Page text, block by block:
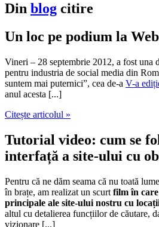
Din blog citire
Un loc pe podium la
Vineri – 28 septembrie 2012, a fost una
pentru industria de social media din
suntem mai puternici”, cea de-a V-a
anul acesta [...]
Citește articolul »
Tutorial video: cum se
interfață a site-ului cu
Pentru că ne dăm seama că nu toată
în brațe, am realizat un scurt film în
principale ale site-ului nostru cu
altul cu detalierea funcțiilor de căutare,
vizionare [...]